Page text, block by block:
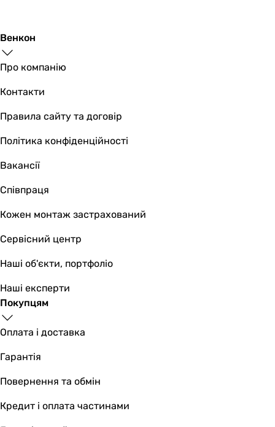
двигун на кулькових підшипниках
двигун на кулькових підшипниках
Максимальна температура переміщуваного повітря
-
40 °C
1 шт
1 шт
Покриття
глянсове
Виробництво
Україна
Україна
Електроживлення
230В
230В
Номінальний струм
-
-
Венкон
Про компанію
Контакти
Правила сайту та договір
Політика конфіденційності
Вакансії
Співпраця
Кожен монтаж застрахований
Сервісний центр
Наші об'єкти, портфоліо
Наші експерти
Покупцям
Оплата і доставка
Гарантія
Повернення та обмін
Кредит і оплата частинами